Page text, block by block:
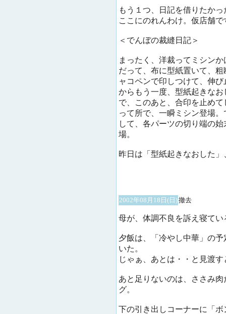
もう１つ、日記を借りたか
ここにのれんわけ。仮店舗で
＜でんぼの裁縫日記＞
まったく、洋裁ってミシン
だって、布に型紙置いて、
ャコペンで印しつけて、伸
からもう一度、型紙起きな
で、このあと、合印を止め
って所で、一瞬ミシン登場
して、各パーツの切り端の
場。
昨日は「型紙起きなおした
2002年08月18日(日)撤去
母が、体調不良を訴え寝てい
夕飯は、「冷やし中華」の
いた。
じゃぁ、あとは・・と見渡
あと足りないのは、ささみ
グ。
下の引き出しコーナーに「